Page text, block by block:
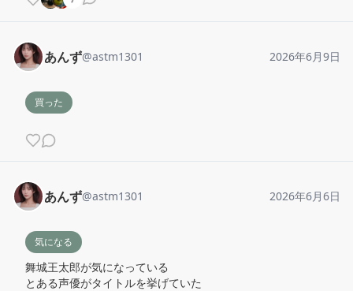
あんず@astm1301 2026年6月9日
買った
あんず@astm1301 2026年6月6日
気になる
舞城王太郎が気になっている
とある声優がタイトルを挙げていた